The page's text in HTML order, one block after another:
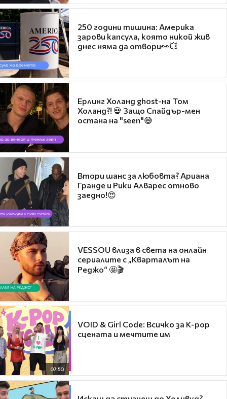
250 години тишина: Америка
зарови капсула, която никой жив
днес няма да отвори👀💥
Ерлинг Холанд ghost-на Том
Холанд?! 💀 Защо Спайдър-мен
остана на "seen"😅
Втори шанс за любовта? Ариана
Гранде и Рики Алварес отново
заедно!😍
VESSOU влиза в света на онлайн
сериалите с „Кварталът на
Реджо“ 🤩🎬
07:50
VOID & Girl Code: Всичко за K-pop
сцената и мечтите им